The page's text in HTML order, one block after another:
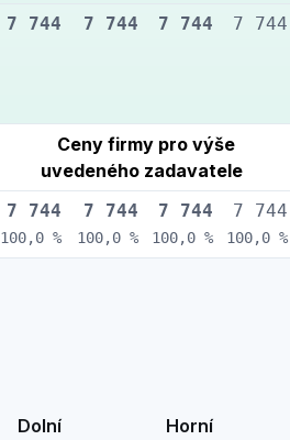
7 744 7 744 7 744 7 744
Ceny firmy pro výše
uvedeného zadavatele
7 744
100,0 %
7 744
100,0 %
7 744
100,0 %
7 744
100,0 %
Dolní
Horní